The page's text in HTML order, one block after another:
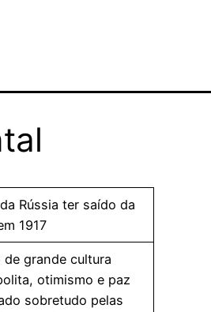
Rússia ter saído da
1917
de grande cultura
otimismo e paz
sobretudo pelas